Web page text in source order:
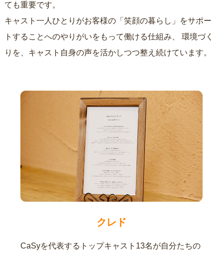
ても重要です。
キャスト一人ひとりがお客様の「笑顔の暮らし」をサポー
トすることへのやりがいをもって働ける仕組み、
りを、キャスト自身の声を活かしつつ整え続けています。
クレド
CaSyを代表するトップキャスト13名が自分たちの